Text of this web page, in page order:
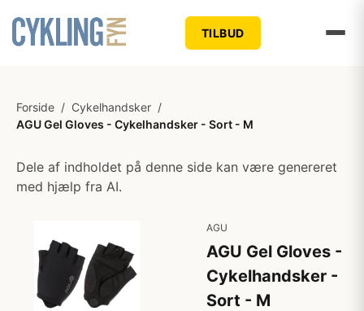
TILBUD
Forside / Cykelhandsker /
AGU Gel Gloves - Cykelhandsker - Sort - M
Dele af indholdet på denne side kan være genereret
med hjælp fra AI.
AGU
AGU Gel Gloves -
Cykelhandsker -
Sort - M